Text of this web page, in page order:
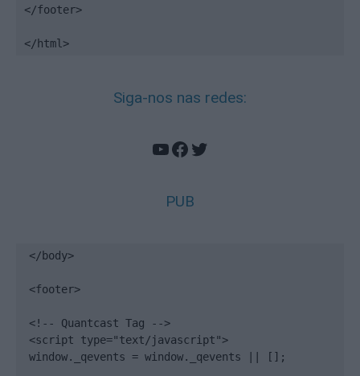
</footer>
</html>
Siga-nos nas redes:
YouTube
Facebook
Twitter
PUB
</body>
<footer>
<!-- Quantcast Tag -->
<script type="text/javascript">
window._qevents = window._qevents || [];